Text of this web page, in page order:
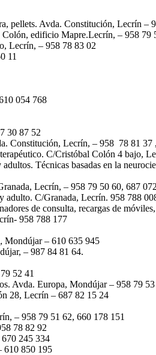
pellets. Avda. Constitución, Lecrín –
edificio Mapre.Lecrín, – 958 79
Lecrín, – 958 78 83 02
11
054 768
30 87 52
Constitución, Lecrín, – 958 78 81 37
C/Cristóbal Colón 4 bajo,
Técnicas basadas en la
Lecrín, – 958 79 50 60, 687
adulto. C/Granada, Lecrín. 958 788
de consulta, recargas de
958 788 177
Mondújar – 610 635 945
– 987 84 81 64.
52 41
Avda. Europa, Mondújar – 958 79
28, Lecrín – 687 82 15 24
– 958 79 51 62, 660 178 151
78 82 92
245 334
610 850 195